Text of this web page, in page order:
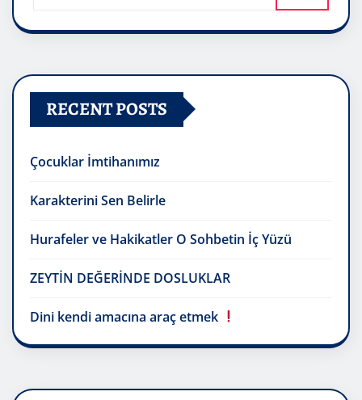
RECENT POSTS
Çocuklar İmtihanımız
Karakterini Sen Belirle
Hurafeler ve Hakikatler O Sohbetin İç Yüzü
ZEYTİN DEĞERİNDE DOSLUKLAR
Dini kendi amacına araç etmek